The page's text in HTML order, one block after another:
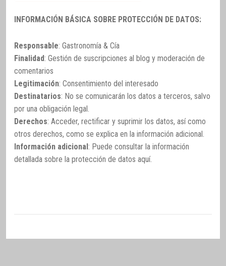
INFORMACIÓN BÁSICA SOBRE PROTECCIÓN DE DATOS:
Responsable: Gastronomía & Cía
Finalidad: Gestión de suscripciones al blog y moderación de
comentarios
Legitimación: Consentimiento del interesado
Destinatarios: No se comunicarán los datos a terceros, salvo
por una obligación legal.
Derechos: Acceder, rectificar y suprimir los datos, así como
otros derechos, como se explica en la información adicional.
Información adicional: Puede consultar la información
detallada sobre la protección de datos aquí.